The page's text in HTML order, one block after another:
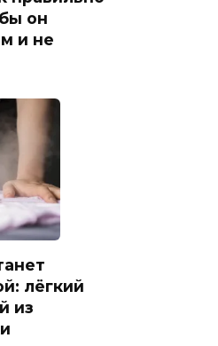
он
и не
лёгкий
из